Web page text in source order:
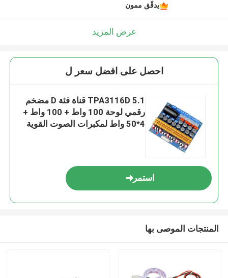
يدقّق ممون
عرض المزيد
احصل على افضل سعر ل
TPA3116D 5.1 قناة فئة D مضخم
رقمي لوحة 100 واط + 100 واط +
4*50 واط لمكبرات الصوت القوية
استمر
المنتجات الموصى بها